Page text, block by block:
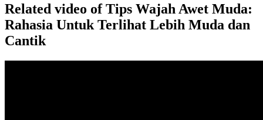
Related video of Tips Wajah Awet Muda:
Rahasia Untuk Terlihat Lebih Muda dan
Cantik